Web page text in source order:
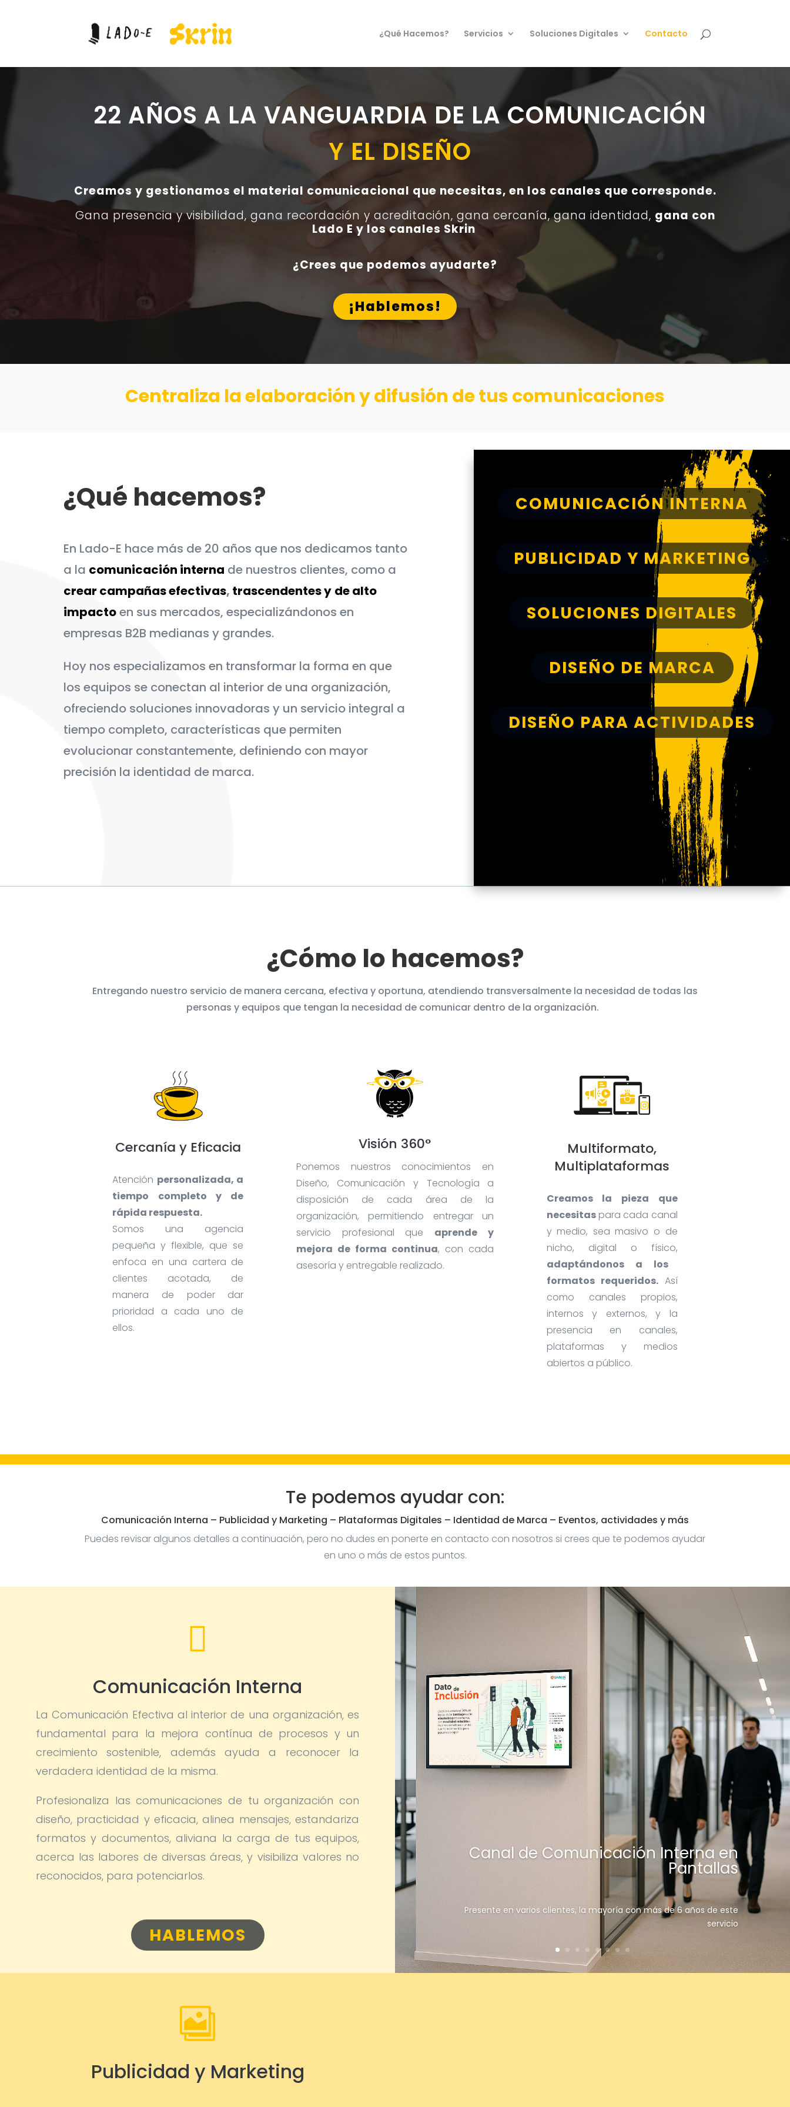
¿Qué Hacemos? Servicios Soluciones Digitales Contacto
22 AÑOS A LA VANGUARDIA DE LA COMUNICACIÓN
Y EL DISEÑO
Creamos y gestionamos el material comunicacional que necesitas, en los canales que corresponde.
Gana presencia y visibilidad, gana recordación y acreditación, gana cercanía, gana identidad, gana con
Lado E y los canales Skrin
¿Crees que podemos ayudarte?
¡Hablemos!
Centraliza la elaboración y difusión de tus comunicaciones
¿Qué hacemos?
En Lado-E hace más de 20 años que nos dedicamos tanto
a la comunicación interna de nuestros clientes, como a
crear campañas efectivas, trascendentes y de alto
impactoen sus mercados, especializándonos en
empresas B2B medianas y grandes.
Hoy nos especializamos en transformar la forma en que
los equipos se conectan al interior de una organización,
ofreciendo soluciones innovadoras y un servicio integral a
tiempo completo, características que permiten
evolucionar constantemente, definiendo con mayor
precisión la identidad de marca.
COMUNICACIÓN INTERNA
PUBLICIDAD Y MARKETING
SOLUCIONES DIGITALES
DISEÑO DE MARCA
DISEÑO PARA ACTIVIDADES
¿Cómo lo hacemos?
Entregando nuestro servicio de manera cercana, efectiva y oportuna, atendiendo transversalmente la necesidad de todas las
personas y equipos que tengan la necesidad de comunicar dentro de la organización.
Cercanía y Eficacia
Atención personalizada, a
tiempo completo y de
rápida respuesta.
Somos una agencia
pequeña y flexible, que se
enfoca en una cartera de
clientes acotada, de
manera de poder dar
prioridad a cada uno de
ellos.
Visión 360°
Ponemos nuestros conocimientos en
Diseño, Comunicación y Tecnología a
disposición de cada área de la
organización, permitiendo entregar un
servicio profesional que aprende y
mejora de forma continua, con cada
asesoría y entregable realizado.
Multiformato,
Multiplataformas
Creamos la pieza que
necesitaspara cada canal
y medio, sea masivo o de
nicho, digital o físico,
adaptándonos a los
formatos requeridos. Así
como canales propios,
internos y externos, y la
presencia en canales,
plataformas y medios
abiertos a público.
Te podemos ayudar con:
Comunicación Interna – Publicidad y Marketing – Plataformas Digitales – Identidad de Marca – Eventos, actividades y más
Puedes revisar algunos detalles a continuación, pero no dudes en ponerte en contacto con nosotros si crees que te podemos ayudar
en uno o más de estos puntos.

Comunicación Interna
La Comunicación Efectiva al interior de una organización, es
fundamental para la mejora contínua de procesos y un
crecimiento sostenible, además ayuda a reconocer la
verdadera identidad de la misma.
Profesionaliza las comunicaciones de tu organización con
diseño, practicidad y eficacia, alinea mensajes, estandariza
formatos y documentos, aliviana la carga de tus equipos,
acerca las labores de diversas áreas, y visibiliza valores no
reconocidos, para potenciarlos.
HABLEMOS
Canal de Comunicación Interna en
Pantallas
Presente en varios clientes, la mayoría con más de 6 años de este
servicio

Publicidad y Marketing